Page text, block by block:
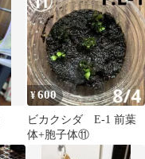
¥600
ビカクシダ E-1 前葉
体+胞子体⑪